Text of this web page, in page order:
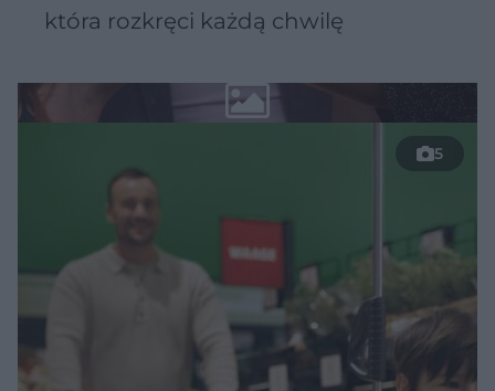
która rozkręci każdą chwilę
5